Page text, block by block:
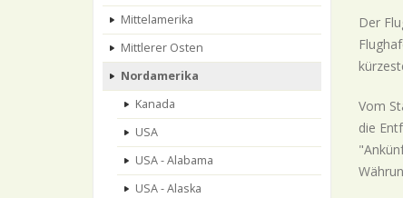
Mittelamerika
Mittlerer Osten
Nordamerika
Kanada
USA
USA - Alabama
USA - Alaska
Der
Vom
die